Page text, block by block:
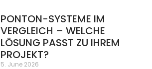
PONTON-SYSTEME IM
VERGLEICH – WELCHE
LÖSUNG PASST ZU IHREM
PROJEKT?
5. June 2026